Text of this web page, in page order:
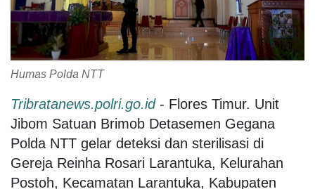
Humas Polda NTT
Tribratanews.polri.go.id- Flores Timur. Unit
Jibom Satuan Brimob Detasemen Gegana
Polda NTT gelar deteksi dan sterilisasi di
Gereja Reinha Rosari Larantuka, Kelurahan
Postoh, Kecamatan Larantuka, Kabupaten